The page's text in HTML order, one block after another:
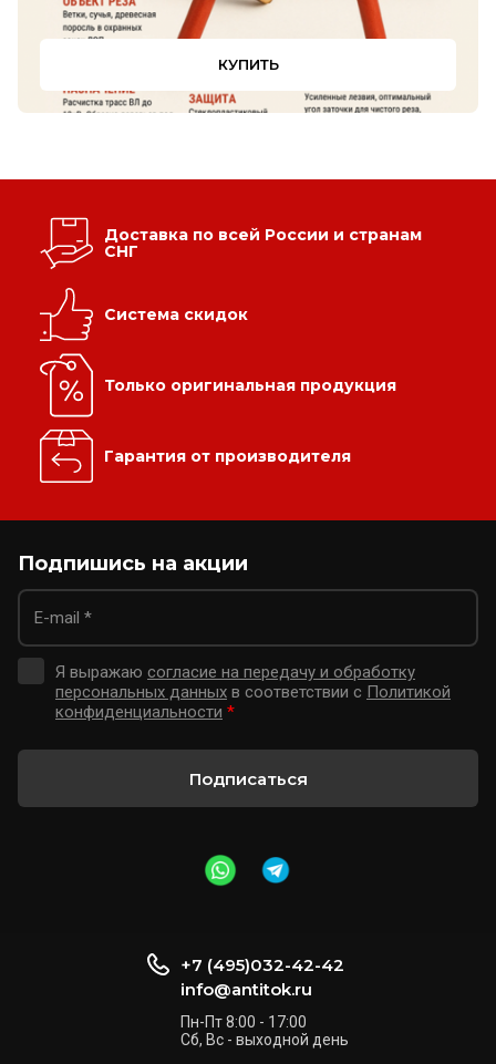
Лестница приставная стеклопластиковая ЛСПД-2,8
Цена по запросу
АнтиТок
от 1 по 1
Цена по запросу
КУПИТЬ
Доставка по всей России и странам
СНГ
Система скидок
Только оригинальная продукция
Гарантия от производителя
Подпишись на акции
Я выражаю согласие на передачу и обработку
персональных данных в соответствии с Политикой
конфиденциальности *
Подписаться
+7 (495)032-42-42
info@antitok.ru
Пн-Пт 8:00 - 17:00
Сб, Вс - выходной день